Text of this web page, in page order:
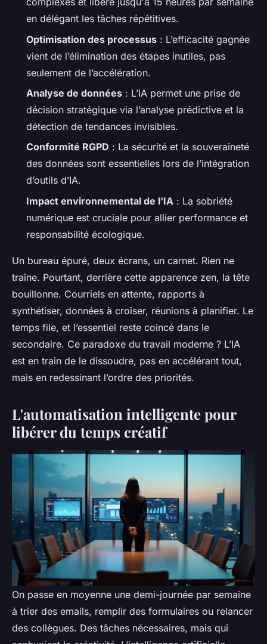
Bona•02/06/2026 17:24• 10 min de lecture
en délégant les tâches répétitives.
Optimisation des processus : L’efficacité gagnée
vient de l’élimination des étapes inutiles, pas
seulement de l’accélération.
Analyse de données : L’IA permet une prise de
décision stratégique via l’analyse prédictive et la
détection de tendances invisibles.
Conformité RGPD : La sécurité et la souveraineté
des données sont essentielles lors de l’intégration
d’outils d’IA.
Impact environnemental de l'IA : La sobriété
numérique est cruciale pour allier performance et
responsabilité écologique.
Un bureau épuré, deux écrans, un carnet. Rien ne
traîne. Pourtant, derrière cette apparence zen, la tête
bouillonne. Courriels en attente, rapports à
synthétiser, données à croiser, réunions à planifier. Le
temps file, et l’essentiel reste coincé dans le
secondaire. Ce paradoxe du travail moderne ? L’IA
est en train de le dissoudre, pas en accélérant tout,
mais en redessinant l’ordre des priorités.
L'automatisation intelligente pour
libérer du temps créatif
On passe en moyenne une demi-journée par semaine
à trier des emails, remplir des formulaires ou relancer
des collègues. Des tâches nécessaires, mais qui